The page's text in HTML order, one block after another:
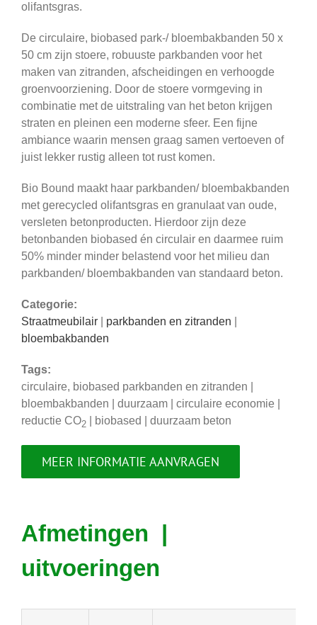
olifantsgras.
De circulaire, biobased park-/ bloembakbanden 50 x
50 cm zijn stoere, robuuste parkbanden voor het
maken van zitranden, afscheidingen en verhoogde
groenvoorziening. Door de stoere vormgeving in
combinatie met de uitstraling van het beton krijgen
straten en pleinen een moderne sfeer. Een fijne
ambiance waarin mensen graag samen vertoeven of
juist lekker rustig alleen tot rust komen.
Bio Bound maakt haar parkbanden/ bloembakbanden
met gerecycled olifantsgras en granulaat van oude,
versleten betonproducten. Hierdoor zijn deze
betonbanden biobased én circulair en daarmee ruim
50% minder minder belastend voor het milieu dan
parkbanden/ bloembakbanden van standaard beton.
Categorie:
Straatmeubilair
parkbanden en zitranden
bloembakbanden
Tags:
circulaire, biobased parkbanden en zitranden |
bloembakbanden | duurzaam | circulaire economie |
reductie CO2 | biobased | duurzaam beton
MEER INFORMATIE AANVRAGEN
Afmetingen |
uitvoeringen